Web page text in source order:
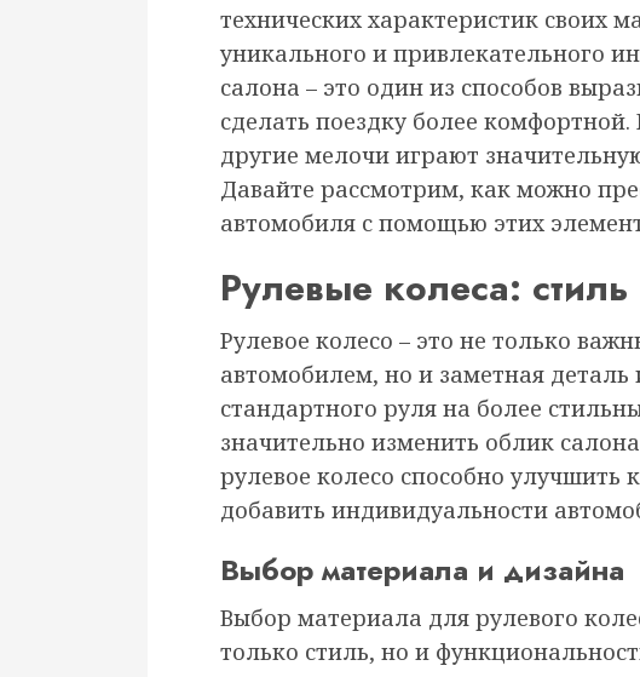
технических характеристик своих
уникального и привлекательного
салона – это один из способов
сделать поездку более
другие мелочи играют
Давайте рассмотрим, как можно
автомобиля с помощью этих
Рулевые колеса:
Рулевое колесо – это не только
автомобилем, но и заметная деталь
стандартного руля на более
значительно изменить облик
рулевое колесо способно улучшить
добавить индивидуальности
Выбор материала и дизайна
Выбор материала для рулевого
только стиль, но и